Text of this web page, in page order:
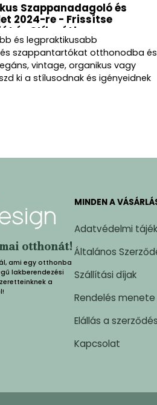
Szappanadagoló és
2024-re - Frissítse
és Stílusát!
és legpraktikusabb
szappantartókat otthonodba és
vintage, organikus vagy
ki a stílusodnak és igényeidnek
otthonát!
ami egy otthonba
lakberendezési
a
MINDEN A
Adatvédelmi
Általános
Szállítási díjak
Rendelés menete
Elállás a
Kapcsolat